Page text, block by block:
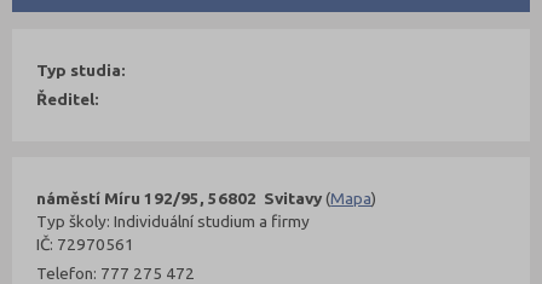
náměstí Míru 192/95, 56802 Svitavy(Mapa)
Typ školy: Individuální studium a firmy
IČ: 72970561
Telefon: 777 275 472
Typ studia:
Ředitel: